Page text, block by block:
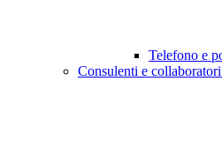
Telefono e
Consulenti e collaboratori